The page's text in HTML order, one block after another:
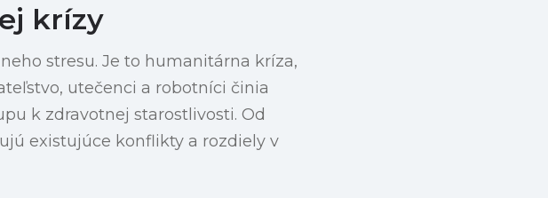
krízy
stresu. Je to humanitárna kríza,
utečenci a robotníci činia
k zdravotnej starostlivosti. Od
existujúce konflikty a rozdiely v